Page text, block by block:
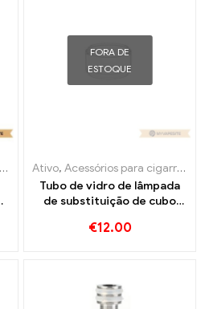
,Evaporador
FORA DE
ESTOQUE
Ativo, Acessórios para cigarros eletrônicos
Tubo de vidro de lâmpada
de substituição de cubo
unidades/pacote E-
€12.00